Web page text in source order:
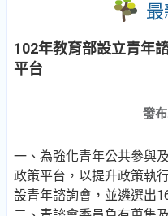
102年教育部設立青年
平台
發
一、為強化青年公共參與
政策平台，以提升政策執
設青年諮詢會，並遴選出